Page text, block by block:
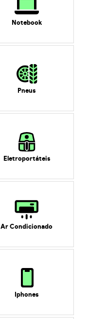
Notebook
Pneus
Eletroportáteis
Ar Condicionado
Iphones